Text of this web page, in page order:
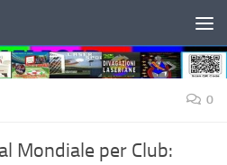
0
Mondiale per Club: